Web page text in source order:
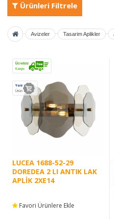
Ürünleri Filtrele
Avizeler Tasarim Aplikler
Ücretsiz
Kargo
Yeni
Ürün
LUCEA 1688-52-29
DOREDEA 2 LI ANTIK LAK
APLİK 2XE14
Favori Ürünlere Ekle